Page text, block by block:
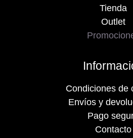
Tienda
Outlet
Condiciones de
Envíos y
Pago
Contacto